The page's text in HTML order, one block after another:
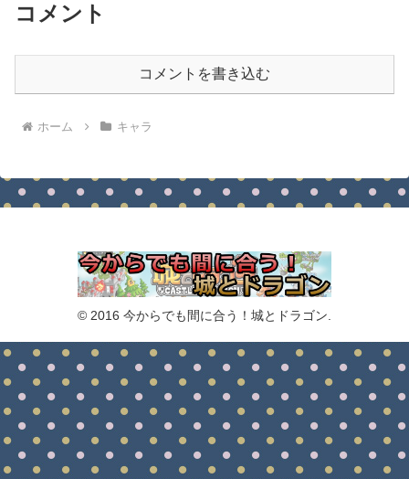
コメント
コメントを書き込む
ホーム キャラ
© 2016 今からでも間に合う！城とドラゴン.